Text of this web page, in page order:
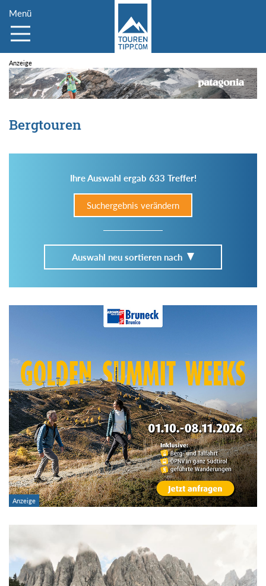
Menü
Bergtouren
Ihre Auswahl ergab 633 Treffer!
Suchergebnis verändern
Auswahl neu sortieren nach
Im Tourenarchiv suchen
Region:
Gebirge:
Art der Tour:
bis
Kondition (Tourdauer):